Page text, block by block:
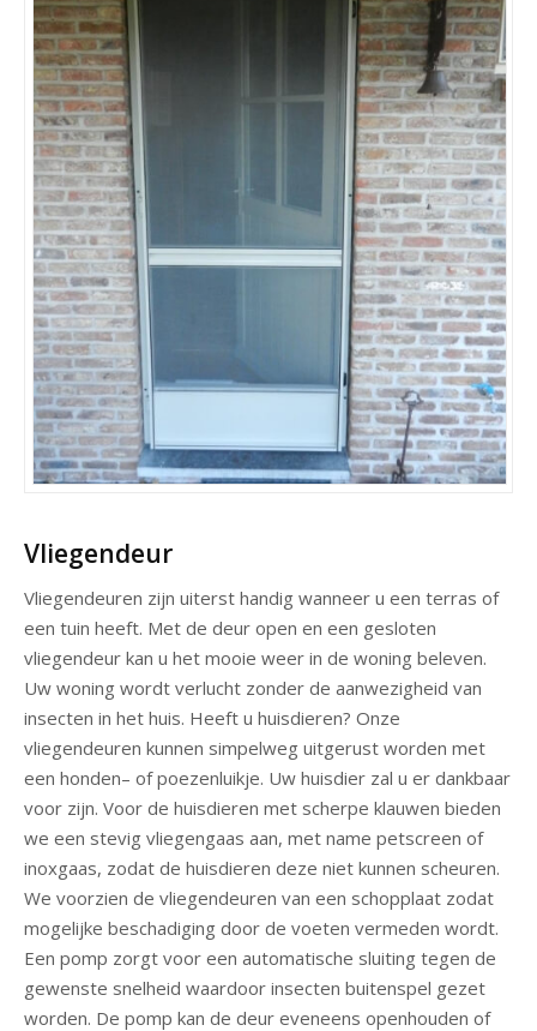
Vliegendeur
Vliegendeuren zijn uiterst handig wanneer u een terras of
een tuin heeft. Met de deur open en een gesloten
vliegendeur kan u het mooie weer in de woning beleven.
Uw woning wordt verlucht zonder de aanwezigheid van
insecten in het huis. Heeft u huisdieren? Onze
vliegendeuren kunnen simpelweg uitgerust worden met
een honden– of poezenluikje. Uw huisdier zal u er dankbaar
voor zijn. Voor de huisdieren met scherpe klauwen bieden
we een stevig vliegengaas aan, met name petscreen of
inoxgaas, zodat de huisdieren deze niet kunnen scheuren.
We voorzien de vliegendeuren van een schopplaat zodat
mogelijke beschadiging door de voeten vermeden wordt.
Een pomp zorgt voor een automatische sluiting tegen de
gewenste snelheid waardoor insecten buitenspel gezet
worden. De pomp kan de deur eveneens openhouden of